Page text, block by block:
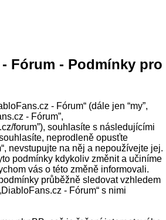
Fórum - Podmínky pro
- Fórum“ (dále jen “my”,
- Fórum”,
forum”), souhlasíte s následujícími
neprodleně opusťte
nevstupujte na něj a nepoužívejte jej.
podmínky kdykoliv změnit a učiníme
vás o této změně informovali.
průběžně sledovat vzhledem
- Fórum“ s nimi